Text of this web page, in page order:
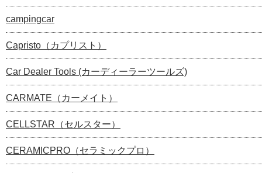
campingcar
Capristo（カプリスト）
Car Dealer Tools (カーディーラーツールズ)
CARMATE（カーメイト）
CELLSTAR（セルスター）
CERAMICPRO（セラミックプロ）